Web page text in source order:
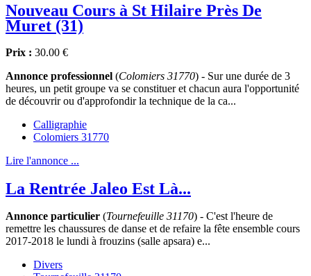
Nouveau Cours à St Hilaire Près De
Muret (31)
Prix : 30.00 €
Annonce professionnel (Colomiers 31770) - Sur une durée de 3
heures, un petit groupe va se constituer et chacun aura l'opportunité
de découvrir ou d'approfondir la technique de la ca...
Calligraphie
Colomiers 31770
Lire l'annonce ...
La Rentrée Jaleo Est Là...
Annonce particulier (Tournefeuille 31170) - C'est l'heure de
remettre les chaussures de danse et de refaire la fête ensemble cours
2017-2018 le lundi à frouzins (salle apsara) e...
Divers